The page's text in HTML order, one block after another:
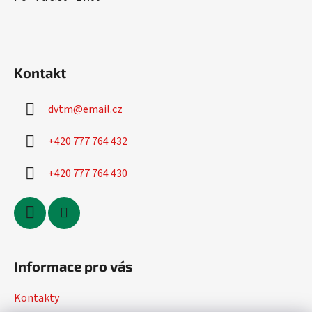
Kontakt
dvtm@email.cz
+420 777 764 432
+420 777 764 430
Informace pro vás
Kontakty